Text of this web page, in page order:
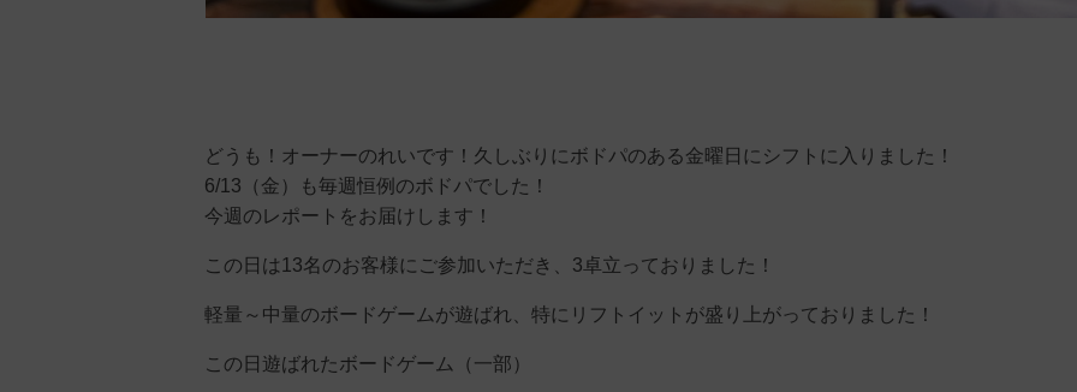
どうも！オーナーのれいです！久しぶりにボドパのある金曜日にシフトに入りました！
6/13（金）も毎週恒例のボドパでした！
今週のレポートをお届けします！
この日は13名のお客様にご参加いただき、3卓立っておりました！
軽量～中量のボードゲームが遊ばれ、特にリフトイットが盛り上がっておりました！
この日遊ばれたボードゲーム（一部）